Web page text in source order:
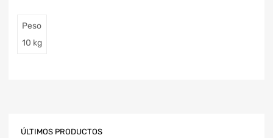
Peso
10 kg
ÚLTIMOS PRODUCTOS